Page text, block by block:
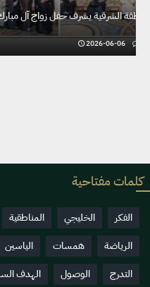
سمو أمير المنطقة الشرقية يشرف
0 603
كلمات مفتاحية
الفكر الخليجي المناطقية
الرياضة
همسات الياسين
التدرج
الوصول الهدف